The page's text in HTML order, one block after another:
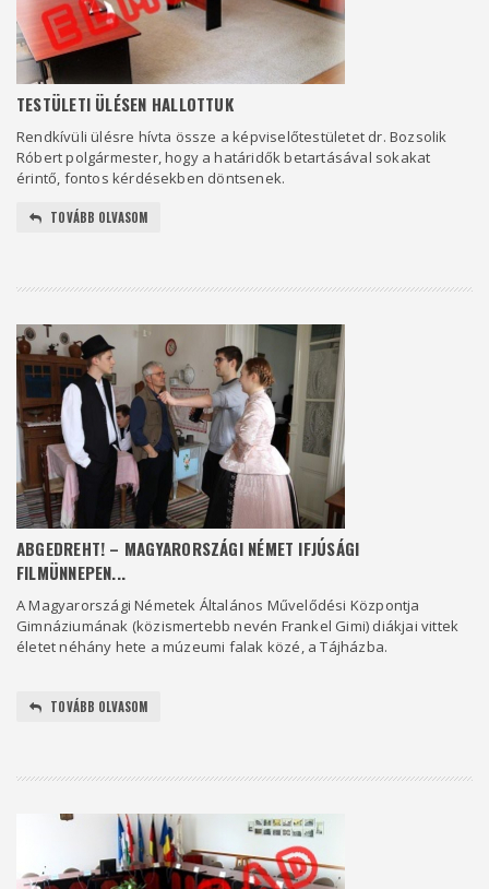
TESTÜLETI ÜLÉSEN HALLOTTUK
Rendkívüli ülésre hívta össze a képviselőtestületet dr. Bozsolik
Róbert polgármester, hogy a határidők betartásával sokakat
érintő, fontos kérdésekben döntsenek.
TOVÁBB OLVASOM
ABGEDREHT! – MAGYARORSZÁGI NÉMET IFJÚSÁGI
FILMÜNNEPEN...
A Magyarországi Németek Általános Művelődési Központja
Gimnáziumának (közismertebb nevén Frankel Gimi) diákjai vittek
életet néhány hete a múzeumi falak közé, a Tájházba.
TOVÁBB OLVASOM